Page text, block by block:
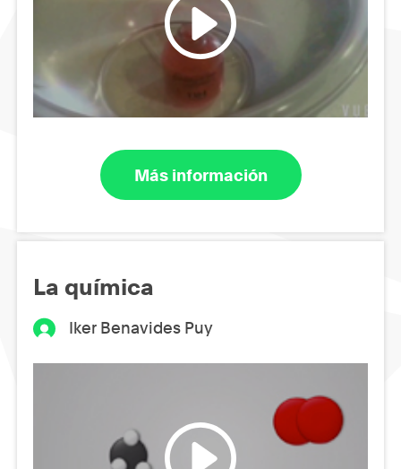
Más información
La química
Iker Benavides Puy